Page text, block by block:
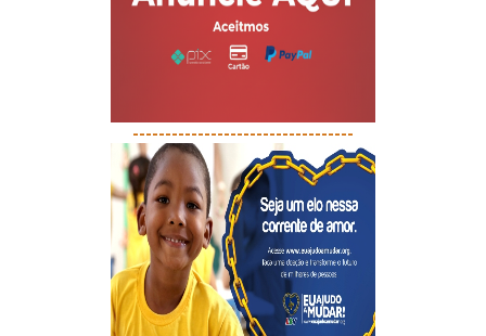
----------------------------------